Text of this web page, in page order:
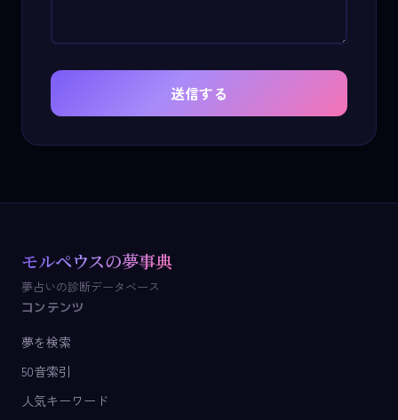
送信する
モルペウスの夢事典
夢占いの診断データベース
コンテンツ
夢を検索
50音索引
人気キーワード